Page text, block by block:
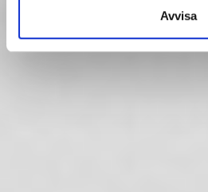
Avvisa